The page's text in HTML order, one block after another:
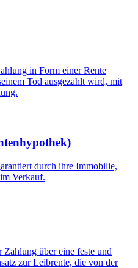
in Form einer Rente
Tod ausgezahlt wird, mit
durch ihre Immobilie,
Verkauf.
über eine feste und
zur Leibrente, die von der